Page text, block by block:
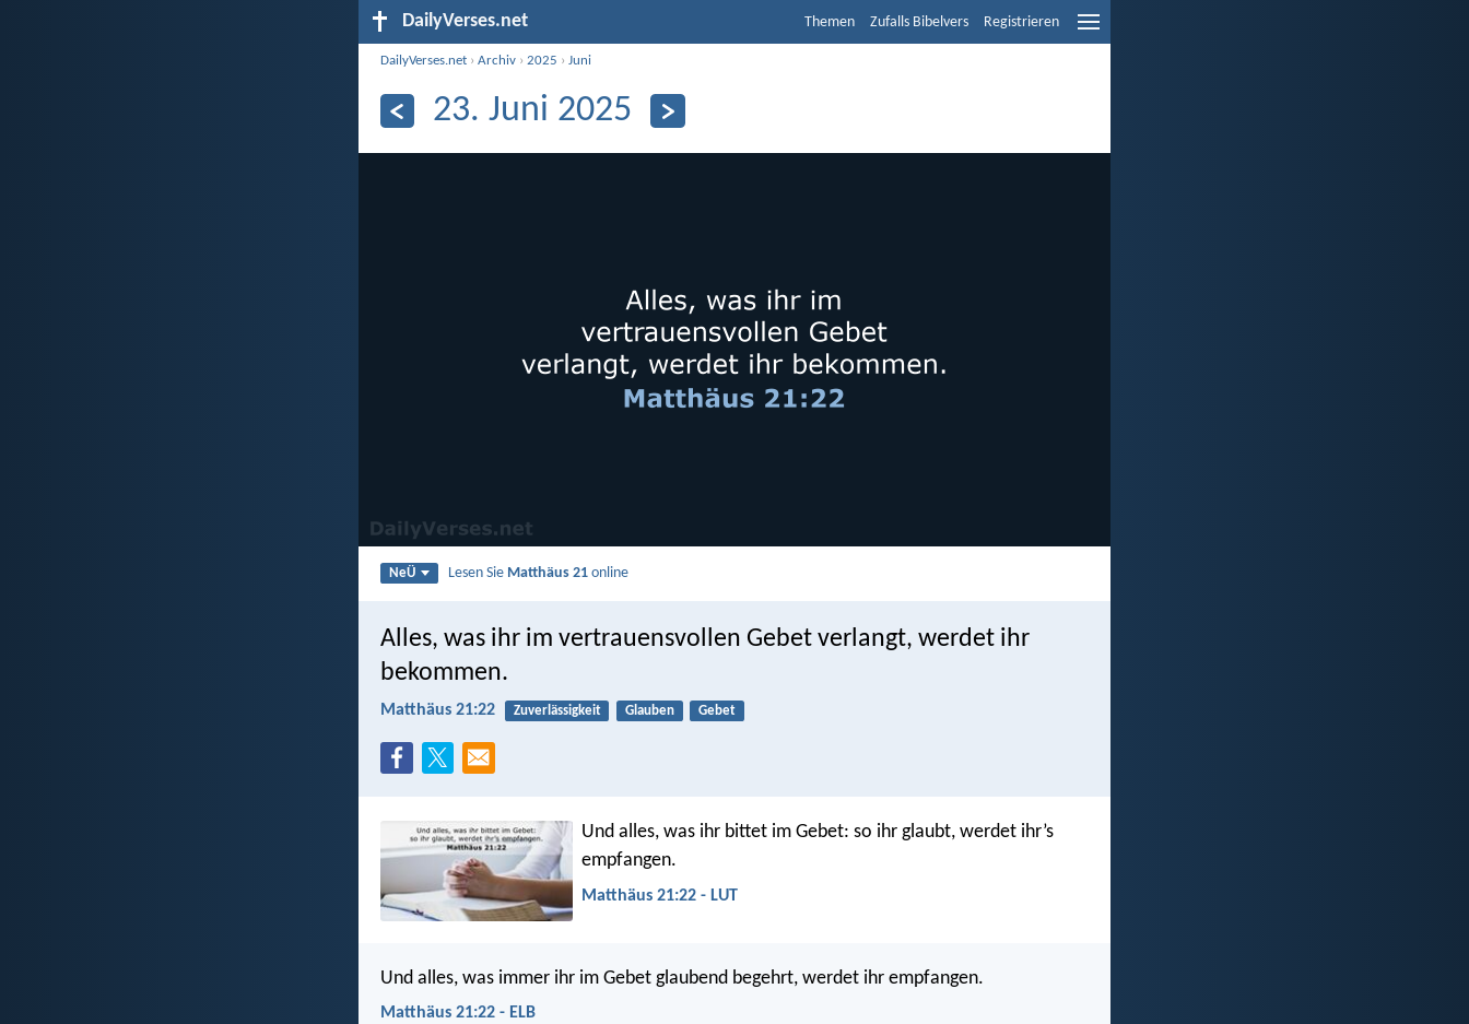
DailyVerses.net Themen Zufalls Bibelvers Registrieren
DailyVerses.net ›Archiv ›2025 ›Juni
23. Juni 2025
NeÜ Lesen Sie Matthäus 21 online
Alles, was ihr im vertrauensvollen Gebet verlangt, werdet ihr
bekommen.
Matthäus 21:22 Zuverlässigkeit Glauben Gebet
Und alles, was ihr bittet im Gebet: so ihr glaubt, werdet ihr’s
empfangen.
Matthäus 21:22 - LUT
Und alles, was immer ihr im Gebet glaubend begehrt, werdet ihr empfangen.
Matthäus 21:22 - ELB